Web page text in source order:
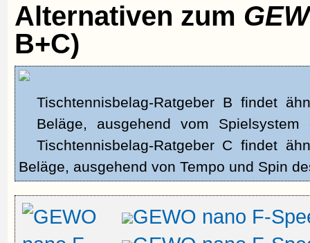
Alternativen zum
B+C)
Tischtennisbelag-Ratgeber B findet
Beläge, ausgehend vom
Tischtennisbelag-Ratgeber C findet
Beläge, ausgehend von Tempo und Spin
GEWO nano F-